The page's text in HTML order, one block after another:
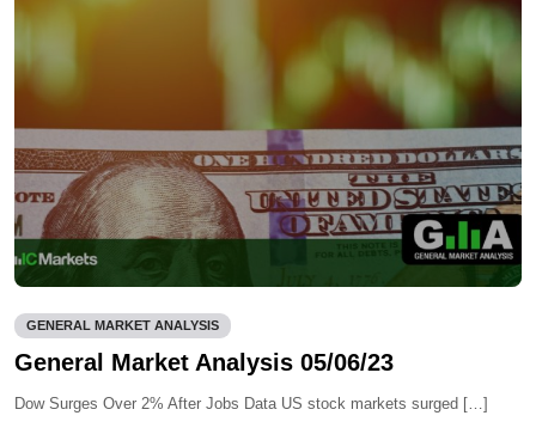
GENERAL MARKET ANALYSIS
General Market Analysis 05/06/23
Dow Surges Over 2% After Jobs Data US stock markets surged […]